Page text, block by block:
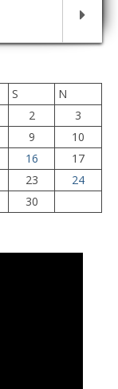
S
N
2
3
9
10
16
17
23
24
30